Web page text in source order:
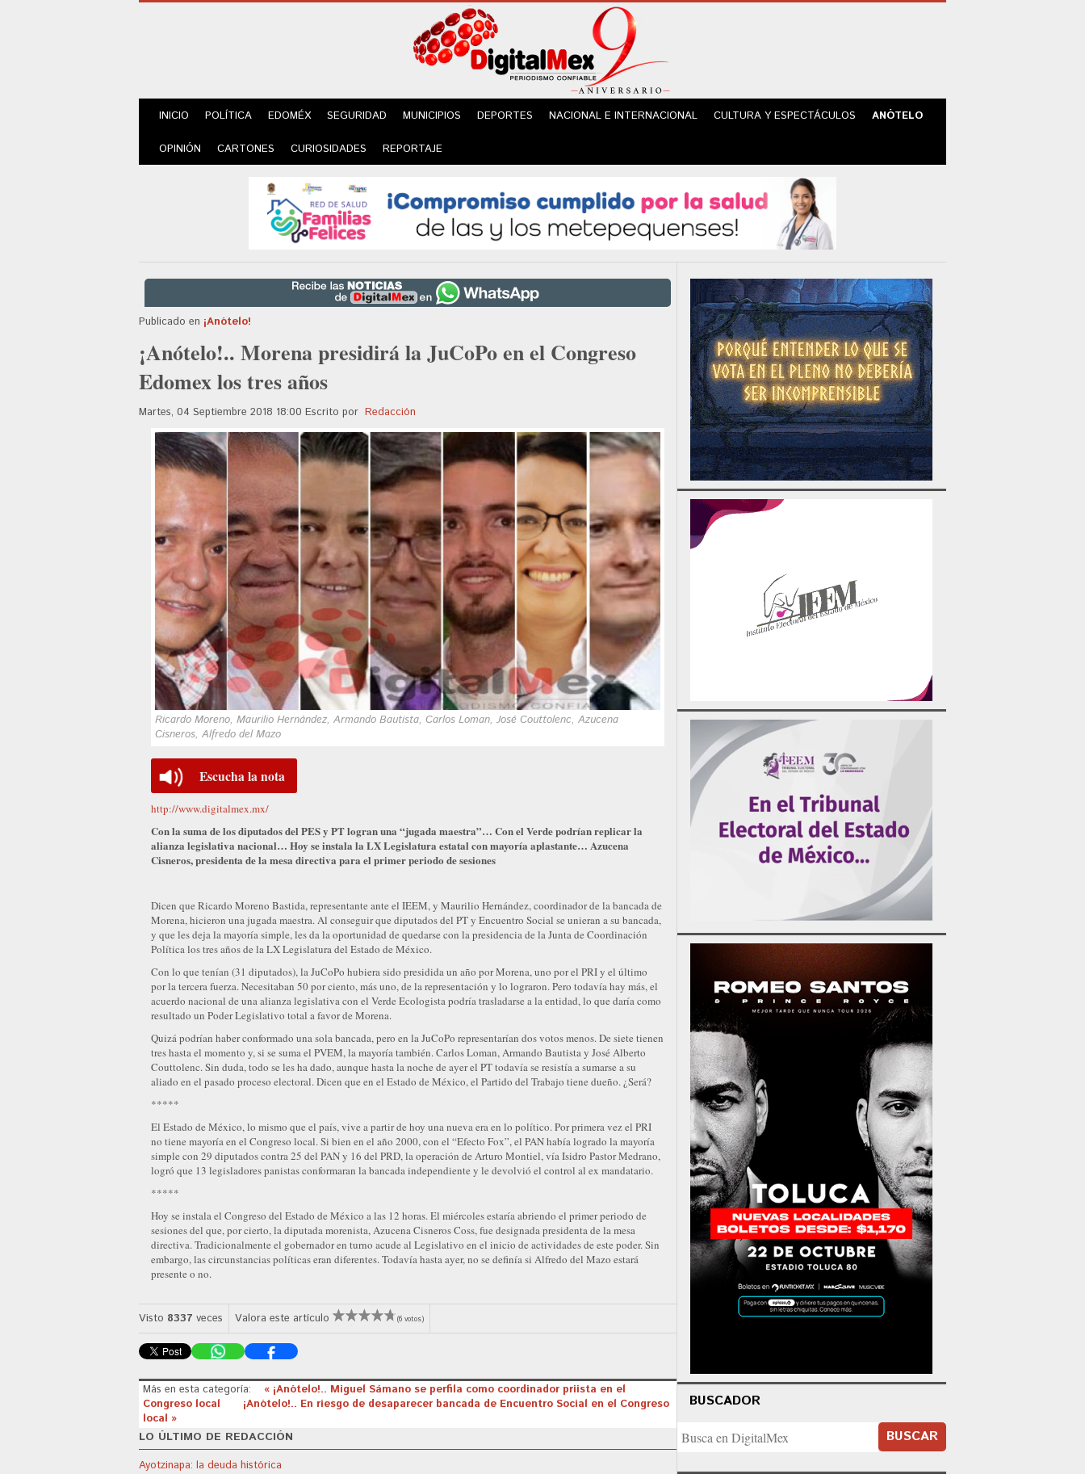
INICIO POLÍTICA EDOMÉX SEGURIDAD MUNICIPIOS DEPORTES NACIONAL E INTERNACIONAL CULTURA Y ESPECTÁCULOS ANÓTELO
OPINIÓN CARTONES CURIOSIDADES REPORTAJE
Publicado en ¡Anótelo!
¡Anótelo!.. Morena presidirá la JuCoPo en el Congreso
Edomex los tres años
Martes, 04 Septiembre 2018 18:00 Escrito por Redacción
Ricardo Moreno, Maurilio Hernández, Armando Bautista, Carlos Loman, José Couttolenc, Azucena
Cisneros, Alfredo del Mazo
Escucha la nota
http://www.digitalmex.mx/
Con la suma de los diputados del PES y PT logran una “jugada maestra”… Con el Verde podrían replicar la
alianza legislativa nacional… Hoy se instala la LX Legislatura estatal con mayoría aplastante… Azucena
Cisneros, presidenta de la mesa directiva para el primer periodo de sesiones
Dicen que Ricardo Moreno Bastida, representante ante el IEEM, y Maurilio Hernández, coordinador de la bancada de
Morena, hicieron una jugada maestra. Al conseguir que diputados del PT y Encuentro Social se unieran a su bancada,
y que les deja la mayoría simple, les da la oportunidad de quedarse con la presidencia de la Junta de Coordinación
Política los tres años de la LX Legislatura del Estado de México.
Con lo que tenían (31 diputados), la JuCoPo hubiera sido presidida un año por Morena, uno por el PRI y el último
por la tercera fuerza. Necesitaban 50 por ciento, más uno, de la representación y lo lograron. Pero todavía hay más, el
acuerdo nacional de una alianza legislativa con el Verde Ecologista podría trasladarse a la entidad, lo que daría como
resultado un Poder Legislativo total a favor de Morena.
Quizá podrían haber conformado una sola bancada, pero en la JuCoPo representarían dos votos menos. De siete tienen
tres hasta el momento y, si se suma el PVEM, la mayoría también. Carlos Loman, Armando Bautista y José Alberto
Couttolenc. Sin duda, todo se les ha dado, aunque hasta la noche de ayer el PT todavía se resistía a sumarse a su
aliado en el pasado proceso electoral. Dicen que en el Estado de México, el Partido del Trabajo tiene dueño. ¿Será?
*****
El Estado de México, lo mismo que el país, vive a partir de hoy una nueva era en lo político. Por primera vez el PRI
no tiene mayoría en el Congreso local. Si bien en el año 2000, con el “Efecto Fox”, el PAN había logrado la mayoría
simple con 29 diputados contra 25 del PAN y 16 del PRD, la operación de Arturo Montiel, vía Isidro Pastor Medrano,
logró que 13 legisladores panistas conformaran la bancada independiente y le devolvió el control al ex mandatario.
*****
Hoy se instala el Congreso del Estado de México a las 12 horas. El miércoles estaría abriendo el primer periodo de
sesiones del que, por cierto, la diputada morenista, Azucena Cisneros Coss, fue designada presidenta de la mesa
directiva. Tradicionalmente el gobernador en turno acude al Legislativo en el inicio de actividades de este poder. Sin
embargo, las circunstancias políticas eran diferentes. Todavía hasta ayer, no se definía si Alfredo del Mazo estará
presente o no.
Visto 8337 veces Valora este artículo (6 votos)
Más en esta categoría:
« ¡Anótelo!.. Miguel Sámano se perfila como coordinador priista en el
Congreso local
¡Anótelo!.. En riesgo de desaparecer bancada de Encuentro Social en el Congreso
local »
LO ÚLTIMO DE REDACCIÓN
Ayotzinapa: la deuda histórica
BUSCADOR
BUSCAR